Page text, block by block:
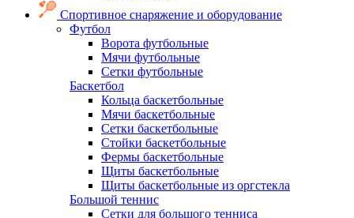
Спортивное снаряжение и оборудование
Футбол
Ворота футбольные
Мячи футбольные
Сетки футбольные
Баскетбол
Кольца баскетбольные
Мячи баскетбольные
Сетки баскетбольные
Стойки баскетбольные
Фермы баскетбольные
Щиты баскетбольные
Щиты баскетбольные из оргстекла
Большой теннис
Сетки для большого тенниса